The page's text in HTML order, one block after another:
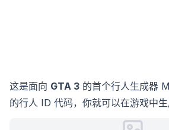
这是面向 GTA 3 的首个行人生成器
的行人 ID 代码，你就可以在游戏中生